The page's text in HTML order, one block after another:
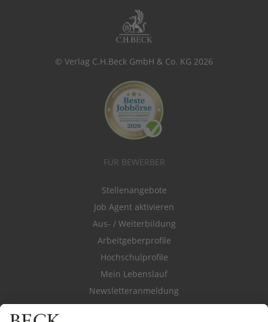
© Verlag C.H.Beck GmbH & Co. KG 2026
FÜR BEWERBER
Stellenangebote
Job Agent aktivieren
Aus- / Weiterbildung
Arbeitgeberprofile
Hochschulprofile
Mein Lebenslauf
Newsletteranmeldung
Durchsuchen Sie den Stellenkatalog